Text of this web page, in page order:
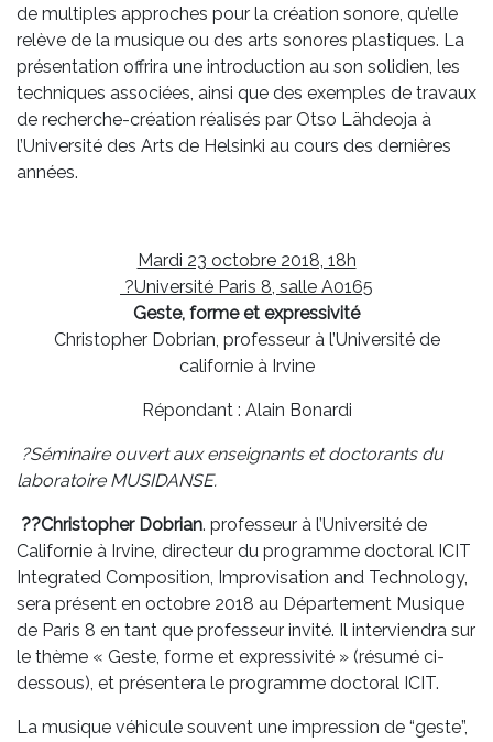
de multiples approches pour la création sonore, qu’elle
relève de la musique ou des arts sonores plastiques. La
présentation offrira une introduction au son solidien, les
techniques associées, ainsi que des exemples de travaux
de recherche-création réalisés par Otso Lähdeoja à
l’Université des Arts de Helsinki au cours des dernières
années.
Mardi 23 octobre 2018, 18h
?Université Paris 8, salle A0165
Geste, forme et expressivité
Christopher Dobrian, professeur à l’Université de
californie à Irvine
Répondant : Alain Bonardi
?Séminaire ouvert aux enseignants et doctorants du
laboratoire MUSIDANSE.
??Christopher Dobrian. professeur à l’Université de
Californie à Irvine, directeur du programme doctoral ICIT
Integrated Composition, Improvisation and Technology,
sera présent en octobre 2018 au Département Musique
de Paris 8 en tant que professeur invité. Il interviendra sur
le thème « Geste, forme et expressivité » (résumé ci-
dessous), et présentera le programme doctoral ICIT.
La musique véhicule souvent une impression de “geste”,